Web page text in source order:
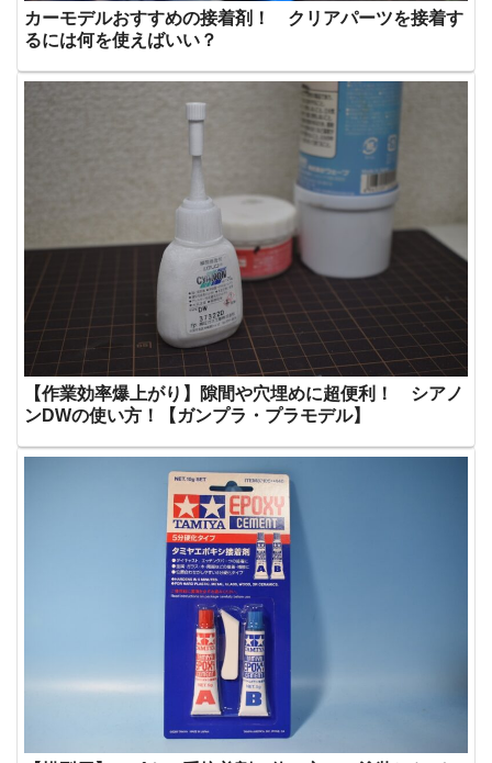
カーモデルおすすめの接着剤！ クリアパーツを接着す
るには何を使えばいい？
【作業効率爆上がり】隙間や穴埋めに超便利！ シアノ
ンDWの使い方！【ガンプラ・プラモデル】